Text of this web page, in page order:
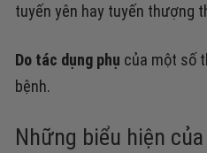
tuyến yên hay tuyến thượng
Do tác dụng phụ của một số
bệnh.
Những biểu hiện